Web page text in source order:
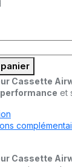
Cassette
performance et
Cassette